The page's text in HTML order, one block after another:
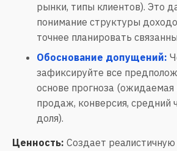
рынки, типы клиентов). Это
понимание структуры
точнее планировать
Обоснование допущений:
зафиксируйте все
основе прогноза
продаж, конверсия, средний
доля).
Ценность: Создает реалистичную